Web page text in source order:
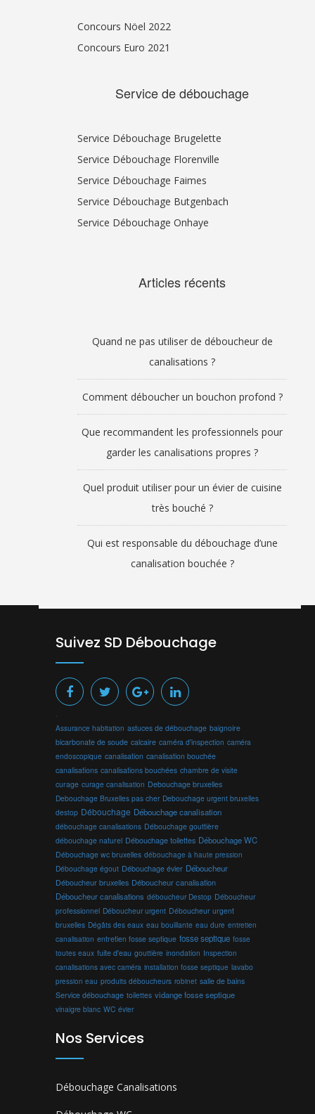
Concours Nöel 2022
Concours Euro 2021
Service de débouchage
Service Débouchage Brugelette
Service Débouchage Florenville
Service Débouchage Faimes
Service Débouchage Butgenbach
Service Débouchage Onhaye
Articles récents
Quand ne pas utiliser de déboucheur de
canalisations ?
Comment déboucher un bouchon profond ?
Que recommandent les professionnels pour
garder les canalisations propres ?
Quel produit utiliser pour un évier de cuisine
très bouché ?
Qui est responsable du débouchage d’une
canalisation bouchée ?
Suivez SD Débouchage
Assurance habitation astuces de débouchage baignoire
bicarbonate de soude calcaire caméra d'inspection caméra
endoscopique canalisation canalisation bouchée
canalisations canalisations bouchées chambre de visite
curage curage canalisation Debouchage bruxelles
Debouchage Bruxelles pas cher Debouchage urgent bruxelles
destop Débouchage Débouchage canalisation
débouchage canalisations Débouchage gouttière
débouchage naturel Débouchage toilettes Débouchage WC
Débouchage wc bruxelles débouchage à haute pression
Débouchage égout Débouchage évier Déboucheur
Déboucheur bruxelles Déboucheur canalisation
Déboucheur canalisations déboucheur Destop Déboucheur
professionnel Déboucheur urgent Déboucheur urgent
bruxelles Dégâts des eaux eau bouillante eau dure entretien
canalisation entretien fosse septique fosse septique fosse
toutes eaux fuite d'eau gouttière inondation Inspection
canalisations avec caméra installation fosse septique lavabo
pression eau produits déboucheurs robinet salle de bains
Service débouchage toilettes vidange fosse septique
vinaigre blanc WC évier
Nos Services
Débouchage Canalisations